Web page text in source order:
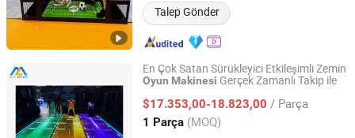
Talep Gönder
En Çok Satan Sürükleyici Etkileşimli Zemin
Oyun Makinesi Gerçek Zamanlı Takip ile
$17.353,00-18.823,00 / Parça
1 Parça (MOQ)
Guangzhou Mei Yi Lian Anime Technology Co., Ltd.
Guangdong, China Fiyat 2026